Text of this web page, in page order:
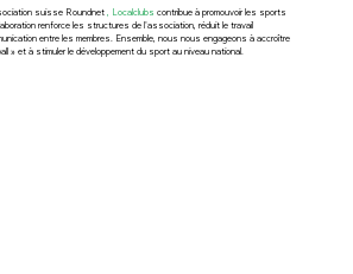
suisse Roundnet, Localclubs contribue à promouvoir les sports
renforce les structures de l'association, réduit le travail
entre les membres. Ensemble, nous nous engageons à accroître
» et à stimuler le développement du sport au niveau national.